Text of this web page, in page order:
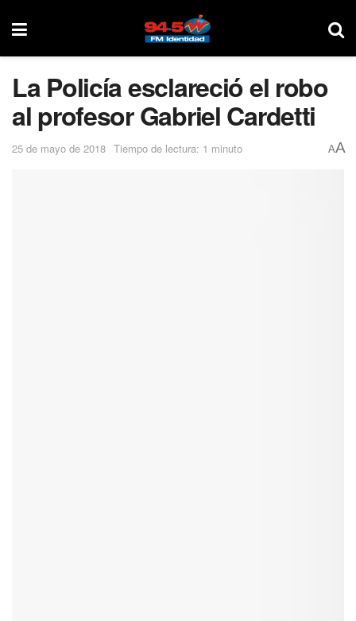
La Policía esclareció el robo
al profesor Gabriel Cardetti
25 de mayo de 2018 Tiempo de lectura: 1 minuto AA